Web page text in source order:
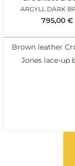
ARGYLL DARK
795,00 €
Brown leather
Jones lace-up